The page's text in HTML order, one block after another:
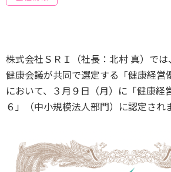
株式会社ＳＲＩ（社長：北村 真）で
健康会議が共同で選定する「健康経営
において、３月９日（月）に「健康経
６」（中小規模法人部門）に認定され